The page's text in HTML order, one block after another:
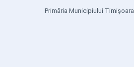
Primăria Municipiului Timișoara